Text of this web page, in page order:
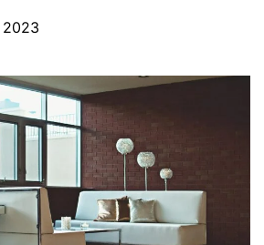
2023